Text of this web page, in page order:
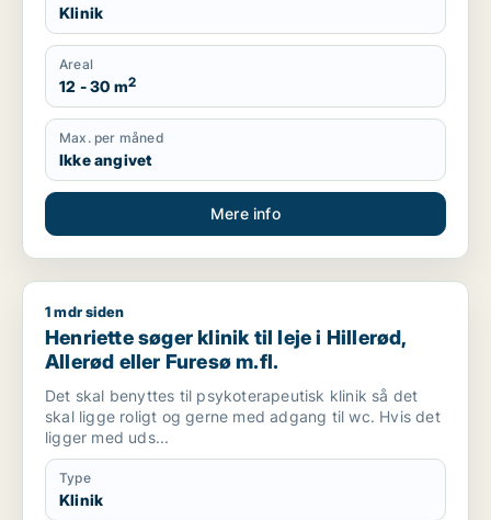
Klinik
Areal
12 - 30 m2
Max. per måned
Ikke angivet
Mere info
Henriette søger klinik til leje i Hillerød, Allerød eller Furesø
1 mdr siden
Henriette søger klinik til leje i Hillerød,
Allerød eller Furesø m.fl.
Det skal benyttes til psykoterapeutisk klinik så det
skal ligge roligt og gerne med adgang til wc. Hvis det
ligger med uds...
Type
Klinik